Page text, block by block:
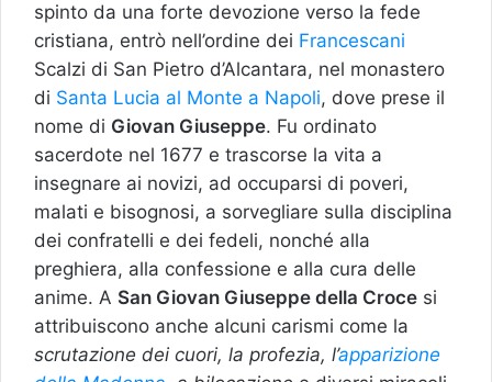
spinto da una forte devozione verso la fede
cristiana, entrò nell’ordine dei Francescani
Scalzi di San Pietro d’Alcantara, nel monastero
di Santa Lucia al Monte a Napoli, dove prese il
nome di Giovan Giuseppe. Fu ordinato
sacerdote nel 1677 e trascorse la vita a
insegnare ai novizi, ad occuparsi di poveri,
malati e bisognosi, a sorvegliare sulla disciplina
dei confratelli e dei fedeli, nonché alla
preghiera, alla confessione e alla cura delle
anime. A San Giovan Giuseppe della Croce si
attribuiscono anche alcuni carismi come la
scrutazione dei cuori, la profezia, l’apparizione